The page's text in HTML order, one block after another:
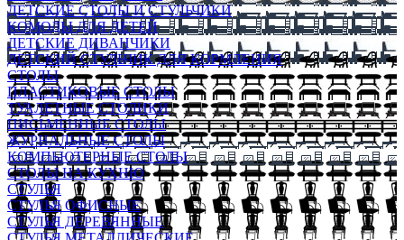
ДЕТСКИЕ СТОЛЫ И СТУЛЬЧИКИ
КОМОДЫ ДЛЯ ДЕТЕЙ
ДЕТСКИЕ ДИВАНЧИКИ
ДЕТСКИЙ СТУЛЬЧИК ДЛЯ КОРМЛЕНИЯ
СТОЛЫ
ПЛАСТИКОВЫЕ СТОЛЫ
ТУАЛЕТНЫЕ СТОЛИКИ
ПИСЬМЕННЫЕ СТОЛЫ
ЖУРНАЛЬНЫЕ СТОЛЫ
КОМПЬЮТЕРНЫЕ СТОЛЫ
СТОЛЫ НА КУХНЮ
СТУЛЬЯ
СТУЛЬЯ ОФИСНЫЕ
СТУЛЬЯ ДЕРЕВЯННЫЕ